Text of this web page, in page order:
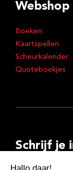
Webshop
Boeken
Kaartspellen
Scheurkalender
Quoteboekjes
Schrijf je